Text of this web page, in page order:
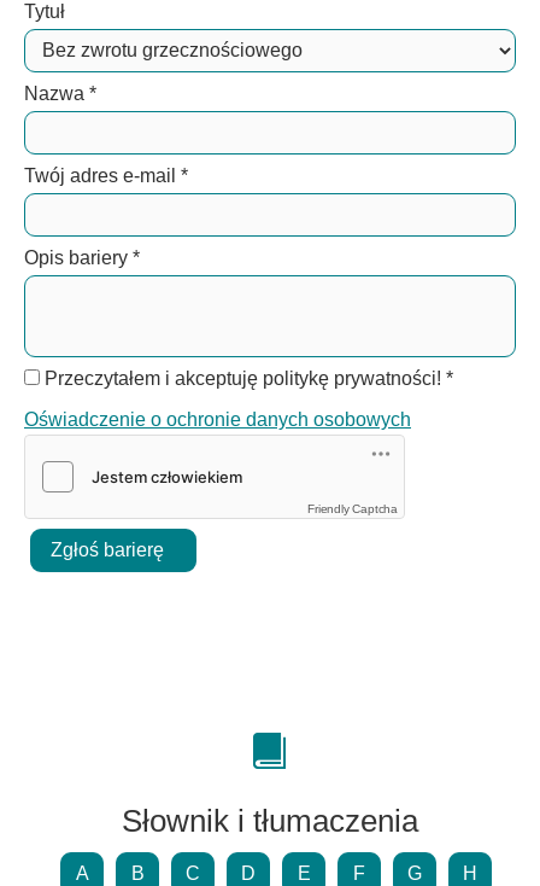
Tytuł
Nazwa *
Twój adres e-mail *
Opis bariery *
Przeczytałem i akceptuję politykę prywatności! *
Oświadczenie o ochronie danych osobowych
Friendly Captcha
Zgłoś barierę
Słownik i tłumaczenia
A B C D E F G H